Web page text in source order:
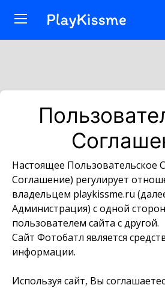
Настоящее Пользовательское
Соглашение) регулирует
владельцем playkissme.ru
Администрация) с одной
пользователем сайта с другой.
Сайт Фотобатл является
информации.
Используя сайт, Вы